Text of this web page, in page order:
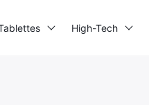
High-Tech